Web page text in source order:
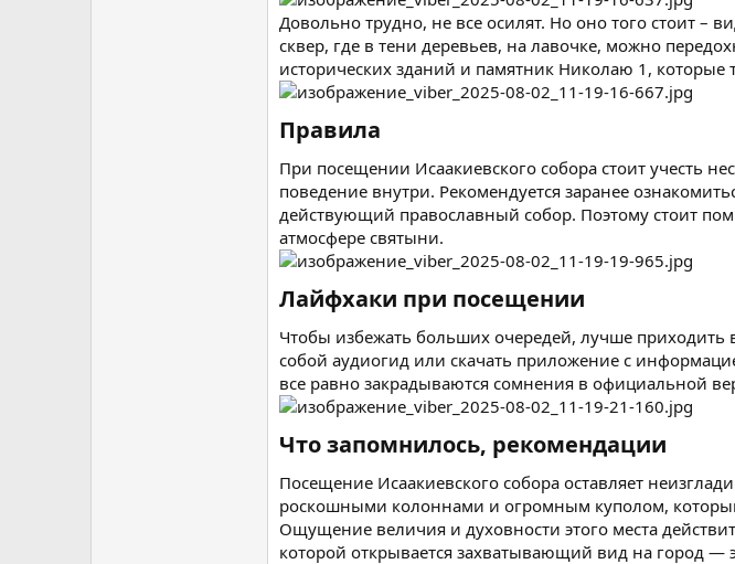
Довольно трудно, не все осилят. Но оно того стоит –
сквер, где в тени деревьев, на лавочке, можно
исторических зданий и памятник Николаю 1, которые
Правила​
При посещении Исаакиевского собора стоит учесть
поведение внутри. Рекомендуется заранее
действующий православный собор. Поэтому стоит
атмосфере святыни.
Лайфхаки при посещении​
Чтобы избежать больших очередей, лучше
собой аудиогид или скачать приложение с
все равно закрадываются сомнения в официальной
Что запомнилось, рекомендации​
Посещение Исаакиевского собора оставляет
роскошными колоннами и огромным куполом, который
Ощущение величия и духовности этого места
которой открывается захватывающий вид на город —